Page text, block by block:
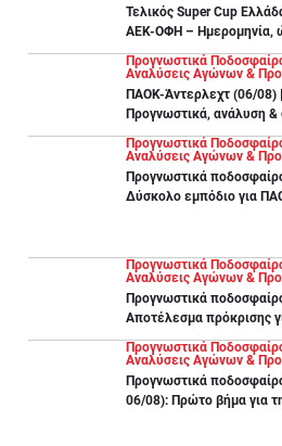
Τελικός Super Cup
ΑΕΚ-ΟΦΗ – Ημερομηνία,
Προγνωστικά
Αναλύσεις Αγώνων &
ΠΑΟΚ-Άντερλεχτ (06/08) |
Προγνωστικά, ανάλυση
Προγνωστικά
Αναλύσεις Αγώνων &
Προγνωστικά
Δύσκολο εμπόδιο για
Προγνωστικά
Αναλύσεις Αγώνων &
Προγνωστικά
Αποτέλεσμα πρόκρισης
Προγνωστικά
Αναλύσεις Αγώνων &
Προγνωστικά
06/08): Πρώτο βήμα για